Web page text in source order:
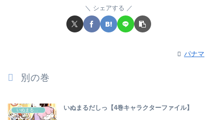
シェアする
パナマ
別の巻
いぬまるだしっ いぬまるだしっ【4巻キャラクターファイル】